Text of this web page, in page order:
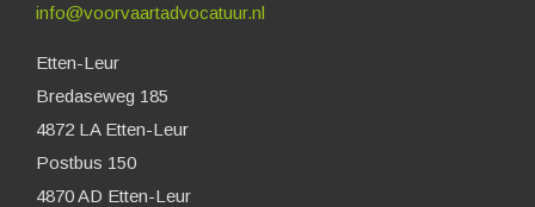
info@voorvaartadvocatuur.nl
Etten-Leur
Bredaseweg 185
4872 LA Etten-Leur
Postbus 150
4870 AD Etten-Leur